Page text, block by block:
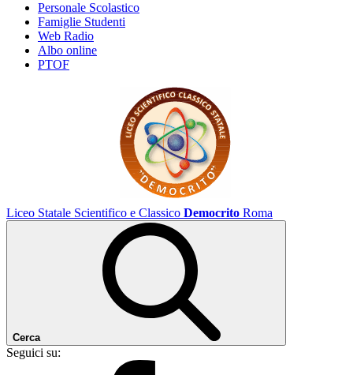
Personale Scolastico
Famiglie Studenti
Web Radio
Albo online
PTOF
Liceo Statale Scientifico e Classico Democrito Roma
Cerca
Seguici su: